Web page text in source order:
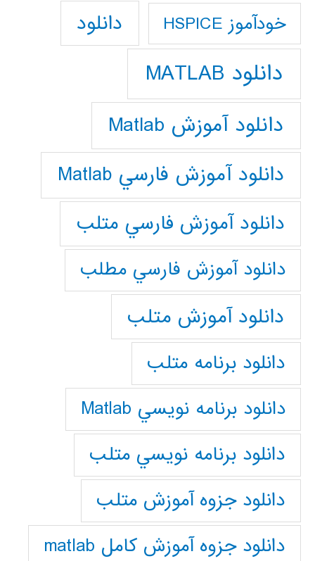
خودآموز HSPICE دانلود
دانلود MATLAB
دانلود آموزش Matlab
دانلود آموزش فارسي Matlab
دانلود آموزش فارسي متلب
دانلود آموزش فارسي مطلب
دانلود آموزش متلب
دانلود برنامه متلب
دانلود برنامه نويسي Matlab
دانلود برنامه نويسي متلب
دانلود جزوه آموزش متلب
دانلود جزوه آموزش کامل matlab